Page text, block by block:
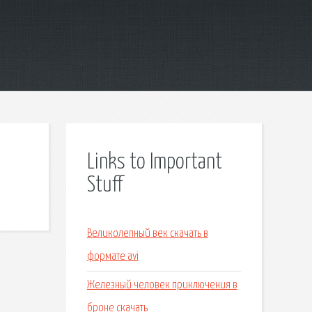
Links to Important
Stuff
Великолепный век скачать в
формате avi
Железный человек приключения в
броне скачать